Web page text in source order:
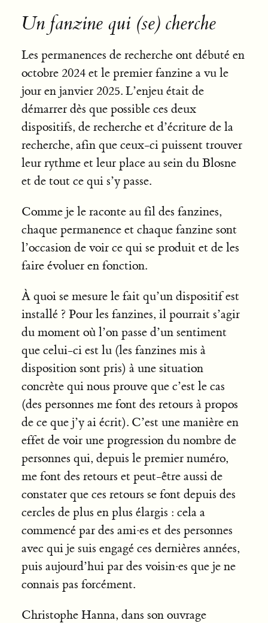
Un fanzine qui (se) cherche
Les permanences de recherche ont débuté en
octobre 2024 et le premier fanzine a vu le
jour en janvier 2025. L’enjeu était de
démarrer dès que possible ces deux
dispositifs, de recherche et d’écriture de la
recherche, afin que ceux-ci puissent trouver
leur rythme et leur place au sein du Blosne
et de tout ce qui s’y passe.
Comme je le raconte au fil des fanzines,
chaque permanence et chaque fanzine sont
l’occasion de voir ce qui se produit et de les
faire évoluer en fonction.
À quoi se mesure le fait qu’un dispositif est
installé ? Pour les fanzines, il pourrait s’agir
du moment où l’on passe d’un sentiment
que celui-ci est lu (les fanzines mis à
disposition sont pris) à une situation
concrète qui nous prouve que c’est le cas
(des personnes me font des retours à propos
de ce que j’y ai écrit). C’est une manière en
effet de voir une progression du nombre de
personnes qui, depuis le premier numéro,
me font des retours et peut-être aussi de
constater que ces retours se font depuis des
cercles de plus en plus élargis : cela a
commencé par des ami·es et des personnes
avec qui je suis engagé ces dernières années,
puis aujourd’hui par des voisin·es que je ne
connais pas forcément.
Christophe Hanna, dans son ouvrage